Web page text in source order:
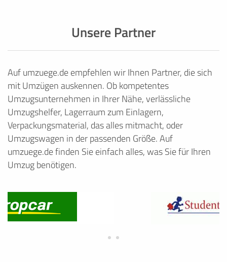
Unsere Partner
Auf umzuege.de empfehlen wir Ihnen Partner, die sich
mit Umzügen auskennen. Ob kompetentes
Umzugsunternehmen in Ihrer Nähe, verlässliche
Umzugshelfer, Lagerraum zum Einlagern,
Verpackungsmaterial, das alles mitmacht, oder
Umzugswagen in der passenden Größe. Auf
umzuege.de finden Sie einfach alles, was Sie für Ihren
Umzug benötigen.